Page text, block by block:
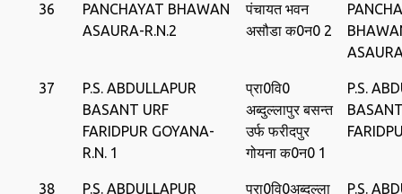
36
PANCHAYAT BHAWAN
ASAURA-R.N.2
पंचायत भवन
असौडा क0न0 2
37
P.S. ABDULLAPUR
BASANT URF
FARIDPUR GOYANA-
R.N. 1
प्रा0वि0
अब्‍दुल्‍लापुर बसन्‍त
उर्फ फरीदपुर
गोयना क0न0 1
P.S.
38 P.S. ABDULLAPUR प्रा0वि0अब्‍दुल्‍ला P.S.